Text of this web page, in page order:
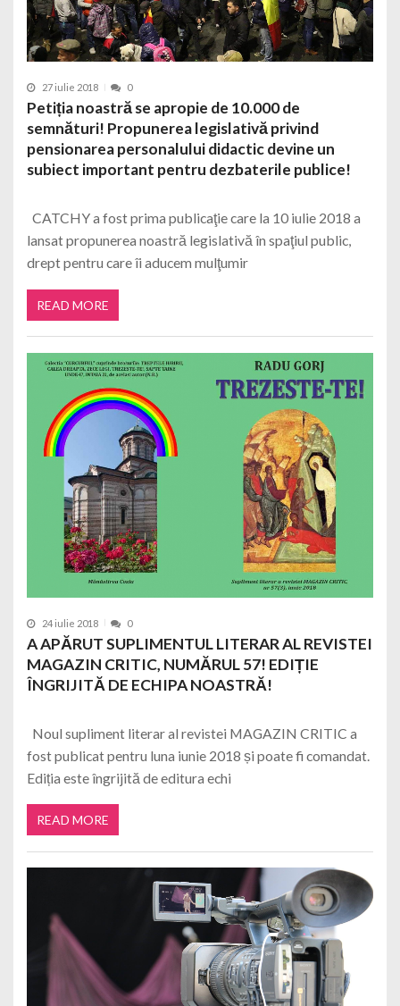
27 iulie 2018 0
Petiția noastră se apropie de 10.000 de
semnături! Propunerea legislativă privind
pensionarea personalului didactic devine un
subiect important pentru dezbaterile publice!
CATCHY a fost prima publicaţie care la 10 iulie 2018 a
lansat propunerea noastră legislativă în spaţiul public,
drept pentru care îi aducem mulţumir
READ MORE
24 iulie 2018 0
A APĂRUT SUPLIMENTUL LITERAR AL REVISTEI
MAGAZIN CRITIC, NUMĂRUL 57! EDIȚIE
ÎNGRIJITĂ DE ECHIPA NOASTRĂ!
Noul supliment literar al revistei MAGAZIN CRITIC a
fost publicat pentru luna iunie 2018 și poate fi comandat.
Ediția este îngrijită de editura echi
READ MORE